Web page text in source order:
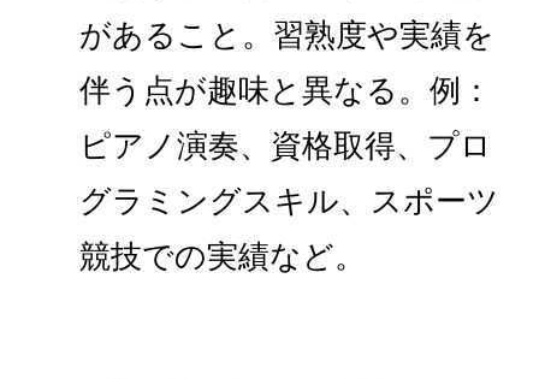
があること。習熟度や実績を
伴う点が趣味と異なる。例：
ピアノ演奏、資格取得、プロ
グラミングスキル、スポーツ
競技での実績など。